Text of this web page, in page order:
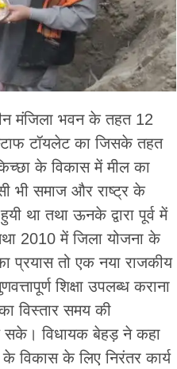
मंजिला भवन के तहत 12
टॉयलेट का जिसके तहत
के विकास में मील का
भी समाज और राष्ट्र के
था तथा ऊनके द्वारा पूर्व में
2010 में जिला योजना के
प्रयास तो एक नया राजकीय
शिक्षा उपलब्ध कराना
विस्तार समय की
सके। विधायक बेहड़ ने कहा
विकास के लिए निरंतर कार्य